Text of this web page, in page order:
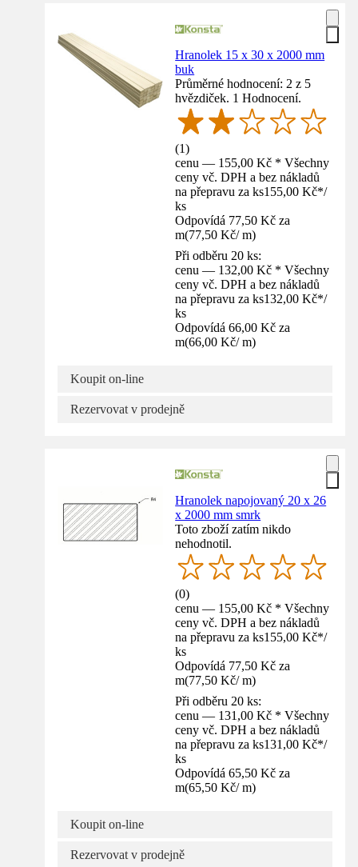
Hranolek 15 x 30 x 2000 mm
buk
Průměrné hodnocení: 2 z 5
hvězdiček. 1 Hodnocení.
(1)
cenu — 155,00 Kč * Všechny
ceny vč. DPH a bez nákladů
na přepravu za ks155,00 Kč*/
ks
Odpovídá 77,50 Kč za
m(77,50 Kč/ m)
Při odběru 20 ks:
cenu — 132,00 Kč * Všechny
ceny vč. DPH a bez nákladů
na přepravu za ks132,00 Kč*/
ks
Odpovídá 66,00 Kč za
m(66,00 Kč/ m)
Koupit on-line
Rezervovat v prodejně
Hranolek napojovaný 20 x 26
x 2000 mm smrk
Toto zboží zatím nikdo
nehodnotil.
(0)
cenu — 155,00 Kč * Všechny
ceny vč. DPH a bez nákladů
na přepravu za ks155,00 Kč*/
ks
Odpovídá 77,50 Kč za
m(77,50 Kč/ m)
Při odběru 20 ks:
cenu — 131,00 Kč * Všechny
ceny vč. DPH a bez nákladů
na přepravu za ks131,00 Kč*/
ks
Odpovídá 65,50 Kč za
m(65,50 Kč/ m)
Koupit on-line
Rezervovat v prodejně